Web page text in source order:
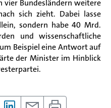
vier Bundesländern weitere
sich zieht. Dabei lasse
sondern habe 40 Mrd.
und wissenschaftliche
Beispiel eine Antwort auf
der Minister im Hinblick